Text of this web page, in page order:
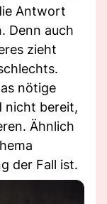
Antwort
Denn auch
zieht
nötige
nicht bereit,
Ähnlich
der Fall ist.